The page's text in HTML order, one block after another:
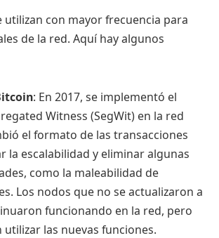
utilizan con mayor frecuencia para
de la red. Aquí hay algunos
: En 2017, se implementó el
Witness (SegWit) en la red
el formato de las transacciones
la escalabilidad y eliminar algunas
como la maleabilidad de
Los nodos que no se actualizaron a
funcionando en la red, pero
las nuevas funciones.